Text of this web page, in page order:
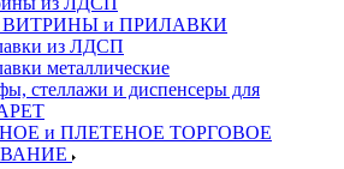
ВИТРИНЫ и ПРИЛАВКИ
из ЛДСП
металлические
стеллажи и диспенсеры для
и ПЛЕТЕНОЕ ТОРГОВОЕ